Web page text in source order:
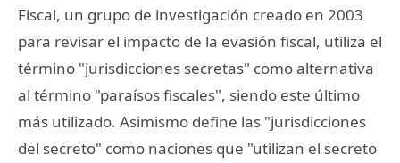
Fiscal, un grupo de investigación creado en 2003
para revisar el impacto de la evasión fiscal, utiliza el
término "jurisdicciones secretas" como alternativa
al término "paraísos fiscales", siendo este último
más utilizado. Asimismo define las "jurisdicciones
del secreto" como naciones que "utilizan el secreto